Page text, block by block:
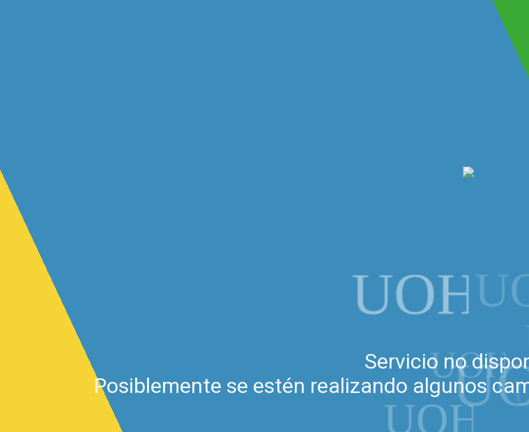
Servicio no
Posiblemente se estén realizando algunos